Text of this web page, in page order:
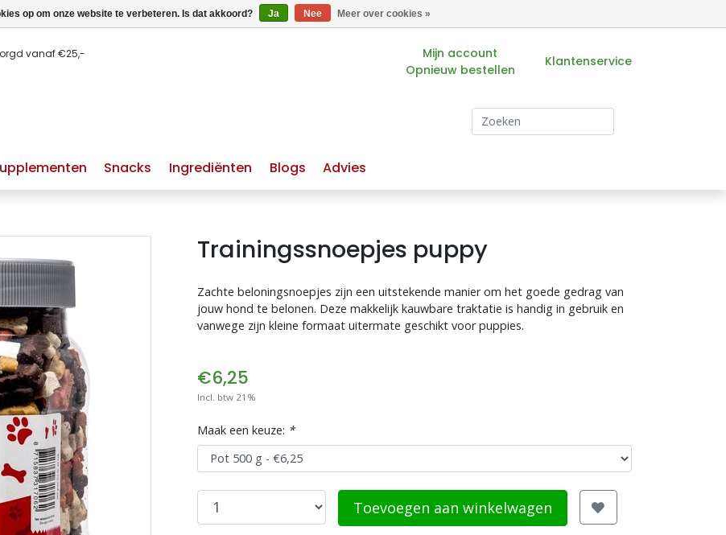
vanaf €25,-
Mijn account
Opnieuw bestellen
Klantenservice
Snacks Ingrediënten Blogs Advies
huid & vacht hond hypoallergeen hondenvoer
Trainingssnoepjes puppy
Zachte beloningsnoepjes zijn een uitstekende manier om het goede gedrag van
jouw hond te belonen. Deze makkelijk kauwbare traktatie is handig in gebruik en
vanwege zijn kleine formaat uitermate geschikt voor puppies.
€6,25
Incl. btw 21%
Maak een keuze: *
Toevoegen aan winkelwagen
op om onze website te verbeteren. Is dat akkoord? Ja Nee Meer over cookies »